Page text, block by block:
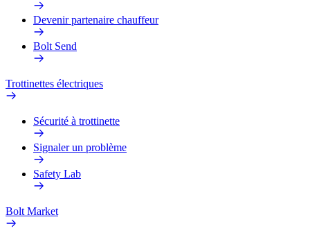
Devenir partenaire chauffeur
Bolt Send
Trottinettes électriques
Sécurité à trottinette
Signaler un problème
Safety Lab
Bolt Market